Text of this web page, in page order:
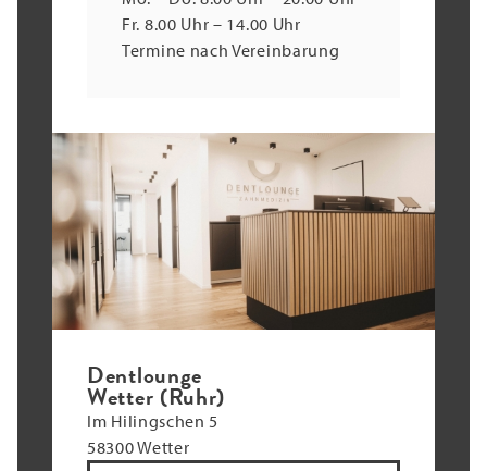
Fr. 8.00 Uhr – 14.00 Uhr
Termine nach Vereinbarung
Dentlounge
Wetter (Ruhr)
Im Hilingschen 5
58300 Wetter